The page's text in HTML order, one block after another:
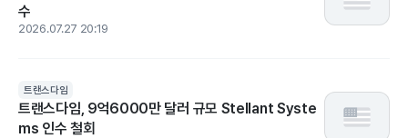
수
2026.07.27 20:19
트랜스다임
트랜스다임, 9억6000만 달러 규모 Stellant Syste
ms 인수 철회